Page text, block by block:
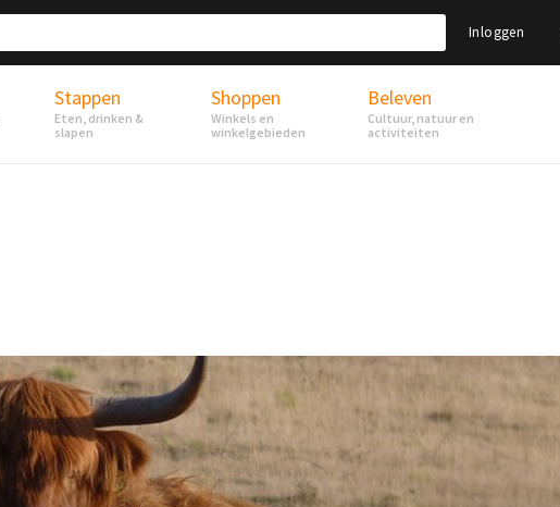
Inloggen
Stappen
Eten, drinken &
slapen
Shoppen
Winkels en
winkelgebieden
Beleven
Cultuur, natuur en
activiteiten